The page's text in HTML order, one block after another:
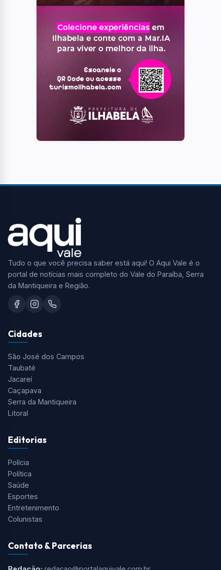
portal de notícias mais completo do Vale do Paraíba, Serra
da Mantiqueira e Região.
Cidades
São José dos Campos
Caçapava